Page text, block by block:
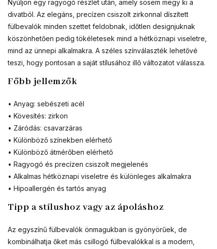
Nyúljon egy ragyogó részlet után, amely sosem megy ki a
divatból. Az elegáns, precízen csiszolt zirkonnal díszített
fülbevalók minden szettet feldobnak, időtlen designjuknak
köszönhetően pedig tökéletesek mind a hétköznapi viseletre,
mind az ünnepi alkalmakra. A széles színválaszték lehetővé
teszi, hogy pontosan a saját stílusához illő változatot válassza.
Főbb jellemzők
• Anyag: sebészeti acél
• Kövesítés: zirkon
• Záródás: csavarzáras
• Különböző színekben elérhető
• Különböző átmérőben elérhető
• Ragyogó és precízen csiszolt megjelenés
• Alkalmas hétköznapi viseletre és különleges alkalmakra
• Hipoallergén és tartós anyag
Tipp a stílushoz vagy az ápoláshoz
Az egyszínű fülbevalók önmagukban is gyönyörűek, de
kombinálhatja őket más csillogó fülbevalókkal is a modern,